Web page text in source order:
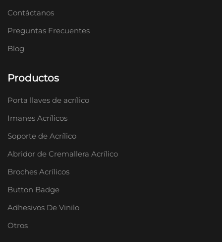
Contáctanos
Preguntas Frecuentes
Blog
Productos
Porta llaves de acrílico
Imanes Acrílicos
Soporte de Acrílico
Abridor de Cremallera Acrílico
Broches Acrílicos
Button Badge
Adhesivos De Vinilo
Otros